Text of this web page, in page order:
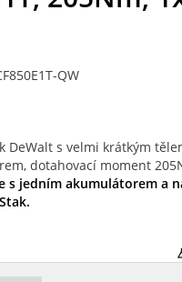
QW
DeWalt s velmi krátkým
dotahovací moment
s jedním akumulátorem a